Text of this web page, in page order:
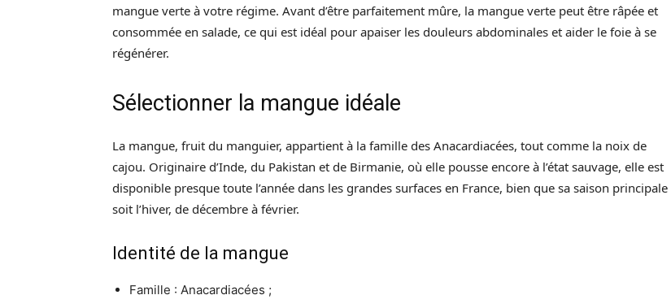
mangue verte à votre régime. Avant d’être parfaitement mûre, la mangue verte peut être râpée et
consommée en salade, ce qui est idéal pour apaiser les douleurs abdominales et aider le foie à se
régénérer.
Sélectionner la mangue idéale
La mangue, fruit du manguier, appartient à la famille des Anacardiacées, tout comme la noix de
cajou. Originaire d’Inde, du Pakistan et de Birmanie, où elle pousse encore à l’état sauvage, elle est
disponible presque toute l’année dans les grandes surfaces en France, bien que sa saison principale
soit l’hiver, de décembre à février.
Identité de la mangue
Famille : Anacardiacées ;